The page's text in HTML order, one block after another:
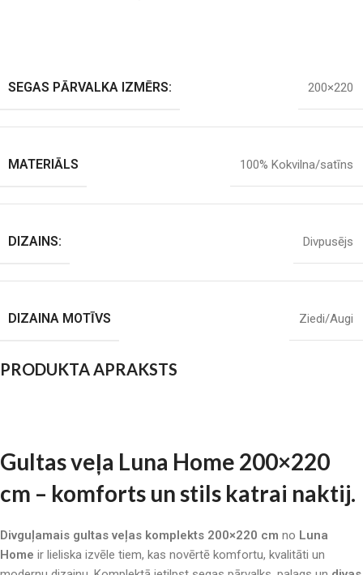
SEGAS PĀRVALKA IZMĒRS: 200×220
MATERIĀLS 100% Kokvilna/satīns
DIZAINS: Divpusējs
DIZAINA MOTĪVS Ziedi/Augi
PRODUKTA APRAKSTS
Gultas veļa Luna Home 200×220
cm – komforts un stils katrai naktij.
Divguļamais gultas veļas komplekts 200×220 cm no Luna
Home ir lieliska izvēle tiem, kas novērtē komfortu, kvalitāti un